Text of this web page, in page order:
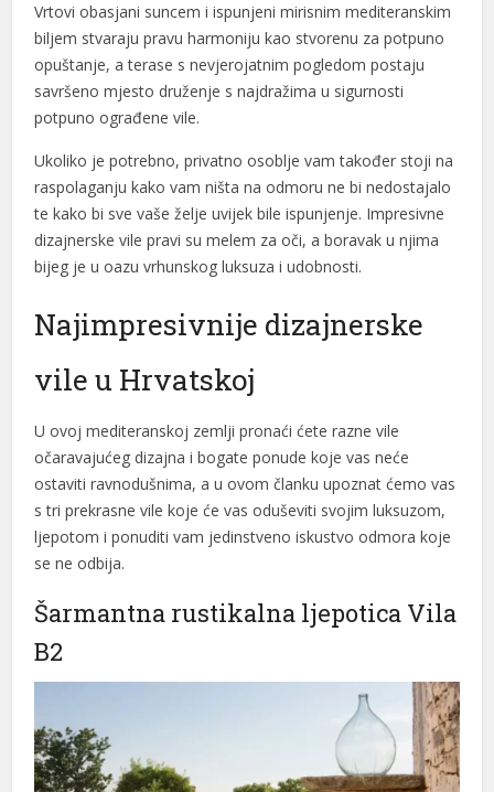
panel
panel
panel
Panel
Panel
Panel
Panel
panel
panel
Vrtovi obasjani suncem i ispunjeni mirisnim mediteranskim
biljem stvaraju pravu harmoniju kao stvorenu za potpuno
opuštanje, a terase s nevjerojatnim pogledom postaju
savršeno mjesto druženje s najdražima u sigurnosti
potpuno ograđene vile.
Ukoliko je potrebno, privatno osoblje vam također stoji na
raspolaganju kako vam ništa na odmoru ne bi nedostajalo
te kako bi sve vaše želje uvijek bile ispunjenje. Impresivne
dizajnerske vile pravi su melem za oči, a boravak u njima
bijeg je u oazu vrhunskog luksuza i udobnosti.
Najimpresivnije dizajnerske
vile u Hrvatskoj
U ovoj mediteranskoj zemlji pronaći ćete razne vile
očaravajućeg dizajna i bogate ponude koje vas neće
ostaviti ravnodušnima, a u ovom članku upoznat ćemo vas
s tri prekrasne vile koje će vas oduševiti svojim luksuzom,
ljepotom i ponuditi vam jedinstveno iskustvo odmora koje
se ne odbija.
Šarmantna rustikalna ljepotica Vila
B2